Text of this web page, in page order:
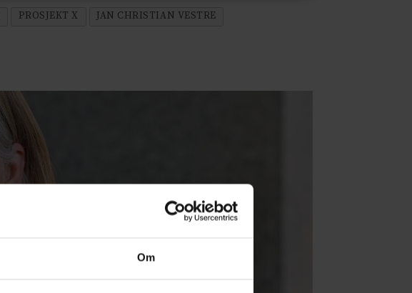
Om
PROSJEKT X
JAN CHRISTIAN VESTRE